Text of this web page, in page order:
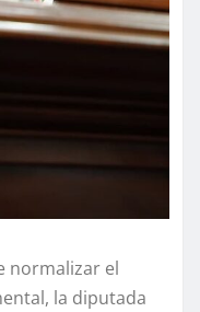
normalizar el
la diputada